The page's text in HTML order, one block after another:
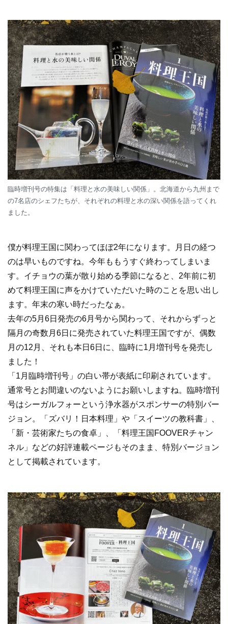
臨時増刊号の特集は「料理と水の美味しい関係」。北海道から九州まで
の7名店のシェフたちが、それぞれの料理と水の深い関係を語ってくれ
ました。
僕が料理王国に関わってほぼ2年になります。月日の経つ
のは早いものですね。今年ももうすぐ終わってしまいま
す。イチョウの葉が散り始める季節になると、2年前に初
めて料理王国に声をかけていただいた時のことを思い出し
ます。年末の寒い時だったなぁ。
去年の5月6日発売の6月号から関わって、それからずっと
隔月の奇数月6日に発売されていた料理王国ですが、偶数
月の12月、それも本日6日に、臨時に1月増刊号を発売し
ました！
「1月臨時増刊号」の白い帯が表紙に印刷されています。
通常号とお間違いのないようにお願いしますね。臨時増刊
号はシーガルフォーという浄水器がスポンサーの特別バー
ジョン。「ズバリ！日本料理」や「スイーツの教科書」、
「新・芸術家たちの食卓」、「料理王国FOOVERチャン
ネル」などの好評連載ページもそのまま、特別バージョン
として掲載されています。